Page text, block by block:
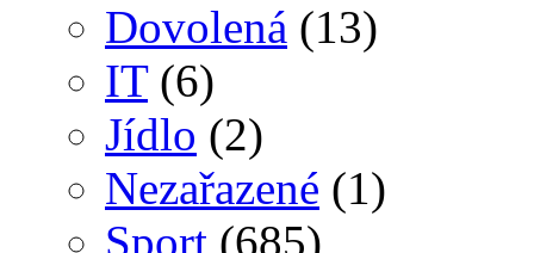
Dovolená (13)
IT(6)
Jídlo (2)
Nezařazené (1)
Sport (685)